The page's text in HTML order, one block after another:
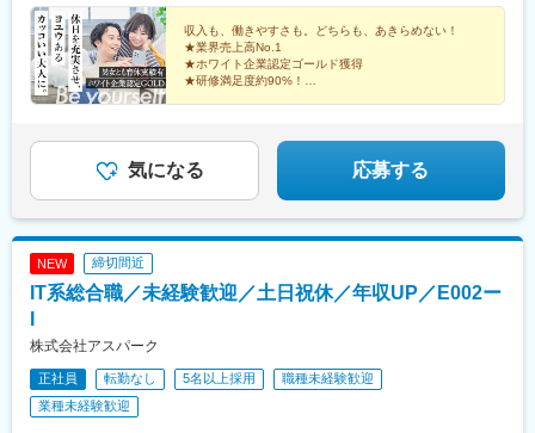
駅(広島県)、東津山駅、鳥取駅、東山公園駅(鳥取県)、松江駅、高
浜駅(島根県)、文化の森駅、教会前駅、伏石駅、宇多津駅、伊予和
気駅、古泉駅、新居浜駅、岩国駅、下松駅(山口県)、徳山駅、山口
駅(山口県)、居能駅、新下関駅、本城駅、西小倉駅、室見駅、香椎
宮前駅、茶山駅(福岡県)、大野城駅、久留米駅、五郎丸駅、福間
尾駅(熊本県)、原水駅、新八代駅、佐賀駅、鍋島駅、日宇駅、高田
駅(長崎県)、宮崎神宮駅、隼人駅、鴨池駅、隈之城駅、新越谷駅、
船橋駅、下総中山駅、市場前駅、上井草駅、亀戸駅、高松駅(東京
都)、青井駅、大久保駅(東京都)、新百合ケ丘駅、平沼橋駅、川崎
新町駅、海老名駅(相模線)、岩村田駅、亀島駅、熱田神宮西駅、可
児駅、泊駅(三重県)、六地蔵駅(京都市営)、八木西口駅、富田駅(大
阪府)、恵美須町駅、中百舌鳥駅、阪神国道駅、ハーバーランド
駅、牛田駅(広島県)、岡田駅(愛媛県)、小倉駅(福岡県)、西鉄香椎
駅、戸部駅、西高蔵駅、六地蔵駅(奈良線)、畝傍駅、大国町駅、白
鷺駅、高速神戸駅、西鉄千早駅、打越駅
屋市大阪府大阪市広島県広島市福岡県福岡市沖縄県那覇市
町駅(東京都)、入谷駅(東京都)、蒲田駅、梅屋敷駅(東京都)、京橋
駅(東京都)、勝どき駅、八丁堀駅(東京都)、市場前駅、築地市場
駅、日本橋駅(東京都)、東陽町駅、水天宮前駅、浜町駅、内幸町
駅、新中野駅、大井町駅、五反田駅、立会川駅、大崎広小路駅、
大崎駅、北品川駅、三ツ沢下町駅、大船駅、馬車道駅、京急鶴見
台駅、横浜駅、新高島駅、関内駅、生麦駅、伊勢佐木長者町駅、
和田町駅、鷺沼駅、川崎駅、高津駅(神奈川県)、よみうりランドス
テイション駅、南橋本駅、大和駅(神奈川県)、中央林間駅、新子安
タウン中央駅、京成千葉駅、大森台駅、蘇我駅、本千葉駅、葭川
公園駅、浜野駅、京成船橋駅、新船橋駅、公津の杜駅、柏駅、印
旛日本医大駅、印西牧の原駅、鉄道博物館駅、さいたま新都心
南与野駅、北本駅、和光市駅、浦和駅、今羽駅、宮原駅、大阪上
本町駅、本町駅、谷町四丁目駅、大阪ビジネスパーク駅、心斎橋
駅、森ノ宮駅、長堀橋駅、近鉄日本橋駅、北浜駅(大阪府)、淀屋橋
駅、上野芝駅、西三荘駅、堺筋本町駅、名鉄名古屋駅、名古屋
駅、矢場町駅、久屋大通駅、伏見駅(愛知県)、神領駅、荒子川公園
収入も、働きやすさも。どちらも、あきらめない！
★業界売上高No.1
★ホワイト企業認定ゴールド獲得
★研修満足度約90%！
★資格取得支援あり！
気になる 応募する
NEW 締切間近
IT系総合職／未経験歓迎／土日祝休／年収UP／E002ー
株式会社アスパーク
正社員 転勤なし 5名以上採用
職種未経験歓迎
業種未経験歓迎